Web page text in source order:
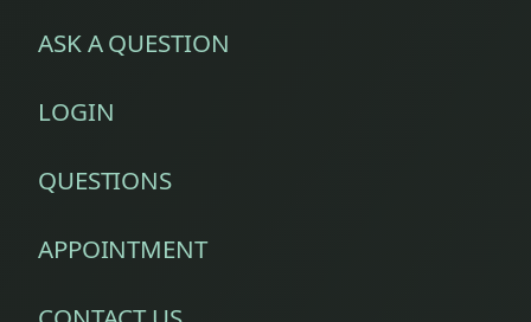
ASK A QUESTION
LOGIN
QUESTIONS
APPOINTMENT